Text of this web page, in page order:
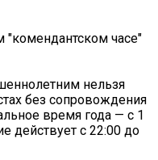
"комендантском часе"
нельзя
без сопровождения
время года — с 1
действует с 22:00 до